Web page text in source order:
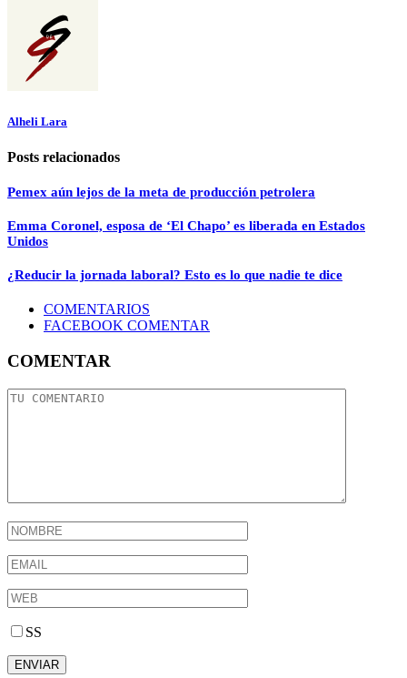
Alheli Lara
Posts relacionados
Pemex aún lejos de la meta de producción petrolera
Emma Coronel, esposa de ‘El Chapo’ es liberada en Estados
Unidos
¿Reducir la jornada laboral? Esto es lo que nadie te dice
COMENTARIOS
FACEBOOK COMENTAR
COMENTAR
SS